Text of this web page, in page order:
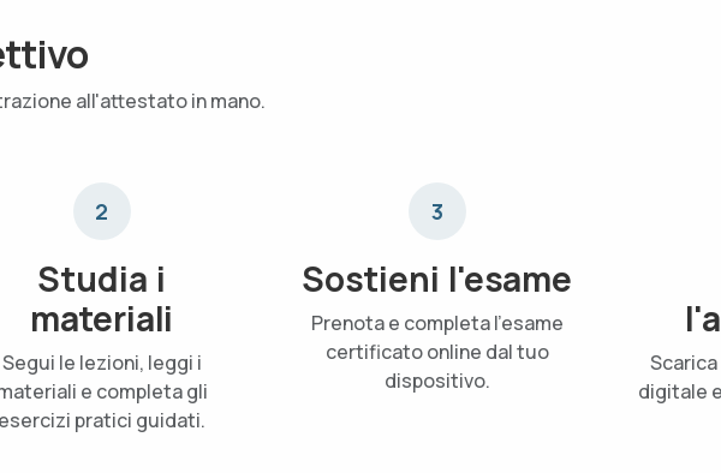
all'attestato in mano.
2
Studia i
materiali
Segui le lezioni, leggi i
e completa gli
pratici guidati.
3
Sostieni l'esame
Prenota e completa l'esame
certificato online dal tuo
dispositivo.
digitale